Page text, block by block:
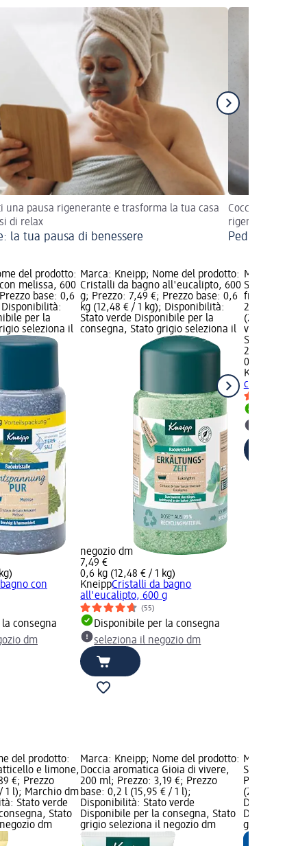
una pausa rigenerante e trasforma la tua casa
di relax
la tua pausa di benessere
Coccola i tuoi
rigenerante!
Pediluvio fai
del prodotto:
melissa, 600
base: 0,6
Disponibilità:
per la
seleziona il
con
consegna
dm
Marca: Kneipp; Nome del prodotto:
Cristalli da bagno all'eucalipto, 600
g; Prezzo: 7,49 €; Prezzo base: 0,6
kg (12,48 € / 1 kg); Disponibilità:
Stato verde Disponibile per la
consegna, Stato grigio seleziona il
negozio dm
7,49 €
0,6 kg (12,48 € / 1 kg)
KneippCristalli da bagno
all'eucalipto, 600 g
(55)
Disponibile per la consegna
seleziona il negozio dm
Marca:
Sali da
frangipani
2,39 €;
(29,88 € /
verde
Stato
2,39 €
0,08 kg
Kneipp
con
del prodotto:
e limone,
€; Prezzo
1 l); Marchio dm
Stato verde
Stato
dm
Marca: Kneipp; Nome del prodotto:
Doccia aromatica Gioia di vivere,
200 ml; Prezzo: 3,19 €; Prezzo
base: 0,2 l (15,95 € / 1 l);
Disponibilità: Stato verde
Disponibile per la consegna, Stato
grigio seleziona il negozio dm
Marca:
Sali da
Prezzo:
(2,13 € / 1
Disponibile
grigio